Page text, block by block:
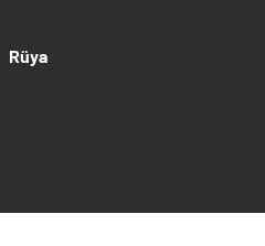
Rüya